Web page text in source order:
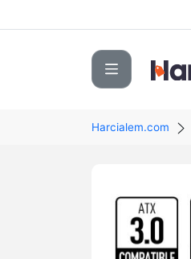
Harcialem.com